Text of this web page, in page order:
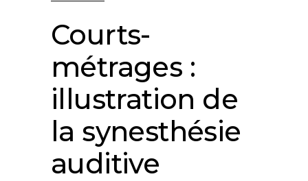
Courts-
métrages :
illustration de
la synesthésie
auditive